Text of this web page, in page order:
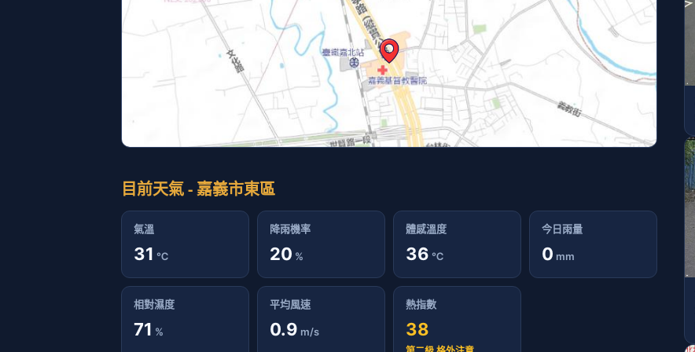
目前天氣 - 嘉義市東區
氣溫
31 ℃
降雨機率
20 %
體感溫度
36 ℃
今日雨量
0 mm
相對濕度
71 %
平均風速
0.9 m/s
熱指數
38